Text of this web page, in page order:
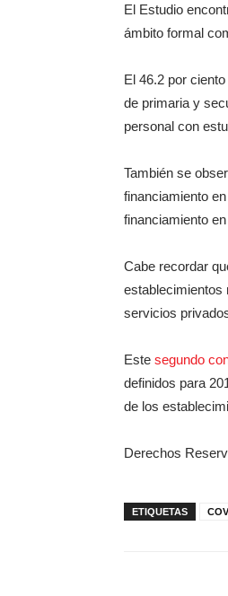
El Estudio
ámbito formal
El 46.2 por
de primaria y
personal con
También se
financiamiento
financiamiento
Cabe recordar
establecimientos
servicios
Este segundo
definidos para
de los
Derechos
ETIQUETAS